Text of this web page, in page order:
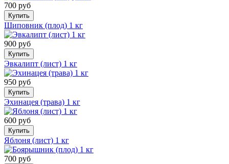
700 руб
Купить
Шиповник (плод) 1 кг
900 руб
Купить
Эвкалипт (лист) 1 кг
950 руб
Купить
Эхинацея (трава) 1 кг
600 руб
Купить
Яблоня (лист) 1 кг
700 руб